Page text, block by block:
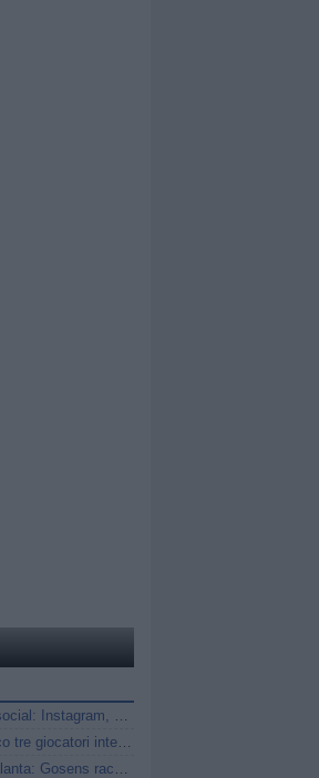
Segui Pianetatalanta.it sui profili social: Instagram, X e Facebook
Marsiglia obbligato a vendere: ecco tre giocatori interessanti per l'Atalanta
Gasp, il Covid, il legame con l'Atalanta: Gosens racconta gli anni a Bergamo